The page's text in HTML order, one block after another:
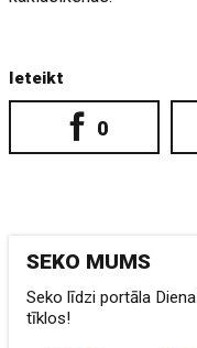
Ieteikt
0
SEKO MUMS
Seko līdzi portāla
tīklos!